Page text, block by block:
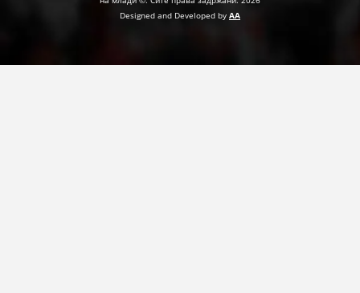
Designed and Developed by AA